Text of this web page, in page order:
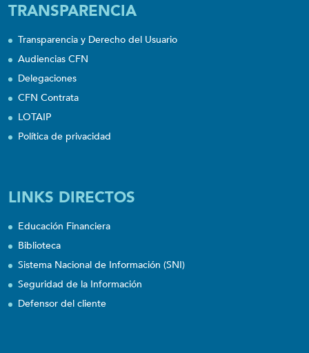
TRANSPARENCIA
Transparencia y Derecho del Usuario
Audiencias CFN
Delegaciones
CFN Contrata
LOTAIP
Política de privacidad
LINKS DIRECTOS
Educación Financiera
Biblioteca
Sistema Nacional de Información (SNI)
Seguridad de la Información
Defensor del cliente